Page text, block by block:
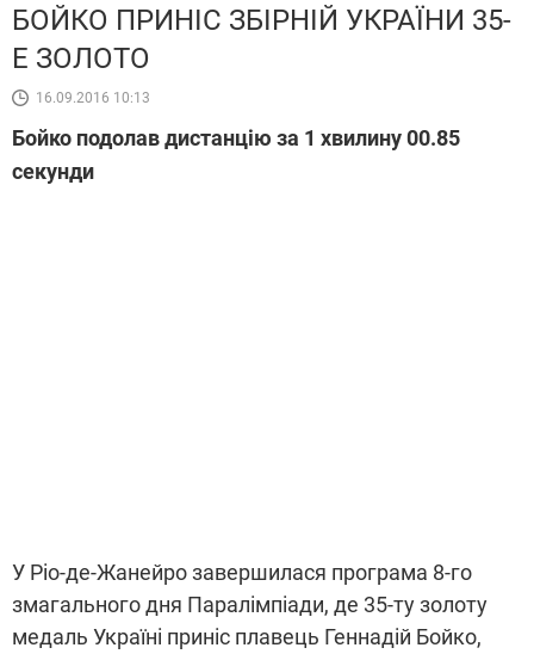
БОЙКО ПРИНІС ЗБІРНІЙ УКРАЇНИ 35-
Е ЗОЛОТО
16.09.2016 10:13
Бойко подолав дистанцію за 1 хвилину 00.85
секунди
У Ріо-де-Жанейро завершилася програма 8-го
змагального дня Паралімпіади, де 35-ту золоту
медаль Україні приніс плавець Геннадій Бойко,